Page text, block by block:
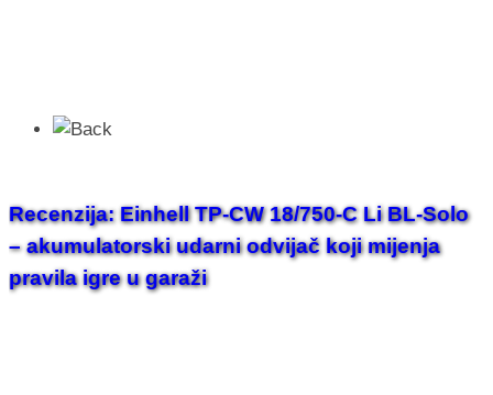
Recenzija: Einhell TP-CW 18/750-C Li BL-Solo
– akumulatorski udarni odvijač koji mijenja
pravila igre u garaži